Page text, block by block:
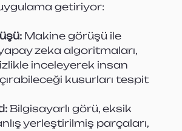
getiriyor:
Makine görüşü ile
zeka algoritmaları,
inceleyerek insan
kusurları tespit
Bilgisayarlı görü, eksik
yerleştirilmiş parçaları,